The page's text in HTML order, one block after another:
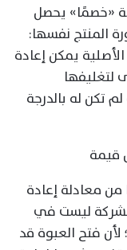
«خصمًا» يحصل
المنتج نفسها:
يمكن إعادة
لتغليفها
تكن له بالدرجة
قيمة
من معادلة إعادة
ليست في
فتح العبوة قد